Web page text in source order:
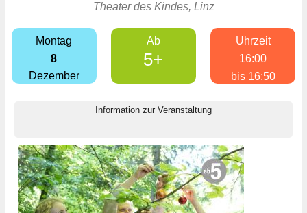
Steiermark
Salzburg
Kärnten
Gewinnspiel
Malvorlagen
Theater des Kindes, Linz
Uhrzeit
16:00
bis 16:50
Montag
8
Dezember
Ab
5+
Information zur Veranstaltung